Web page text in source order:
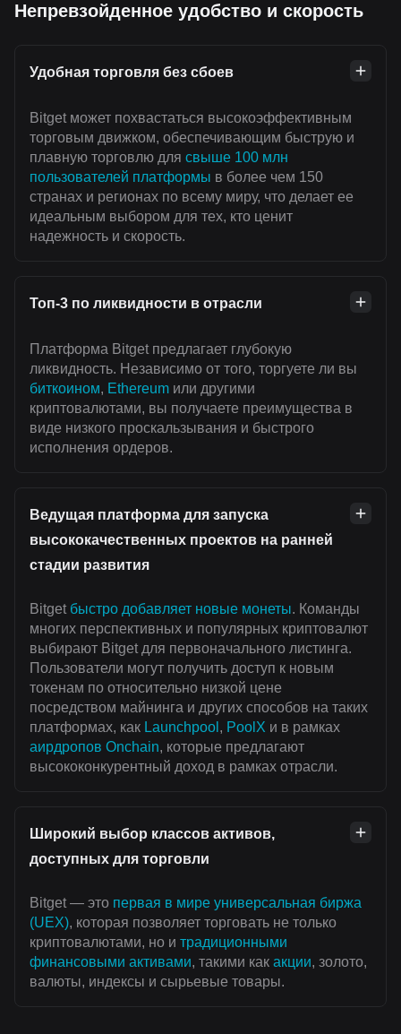
Непревзойденное удобство и скорость
Удобная торговля без сбоев
Bitget может похвастаться высокоэффективным
торговым движком, обеспечивающим быструю и
плавную торговлю для свыше 100 млн
пользователей платформы в более чем 150
странах и регионах по всему миру, что делает ее
идеальным выбором для тех, кто ценит
надежность и скорость.
Топ-3 по ликвидности в отрасли
Платформа Bitget предлагает глубокую
ликвидность. Независимо от того, торгуете ли вы
биткоином, Ethereum или другими
криптовалютами, вы получаете преимущества в
виде низкого проскальзывания и быстрого
исполнения ордеров.
Ведущая платформа для запуска
высококачественных проектов на ранней
стадии развития
Bitget быстро добавляет новые монеты. Команды
многих перспективных и популярных криптовалют
выбирают Bitget для первоначального листинга.
Пользователи могут получить доступ к новым
токенам по относительно низкой цене
посредством майнинга и других способов на таких
платформах, как Launchpool , PoolX и в рамках
аирдропов Onchain, которые предлагают
высококонкурентный доход в рамках отрасли.
Широкий выбор классов активов,
доступных для торговли
Bitget — это первая в мире универсальная биржа
(UEX), которая позволяет торговать не только
криптовалютами, но и традиционными
финансовыми активами, такими как акции, золото,
валюты, индексы и сырьевые товары.